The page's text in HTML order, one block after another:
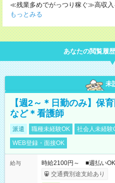
≪残業多めでがっつり稼ぐ≫高収入
もっとみる
あなたの閲覧履
未
【週2～＊日勤のみ】保
など＊看護師
派遣 職種未経験OK 社会人未経験
WEB登録・面接OK
給与
時給2100円～ ■週払い
交通費別途支給あり